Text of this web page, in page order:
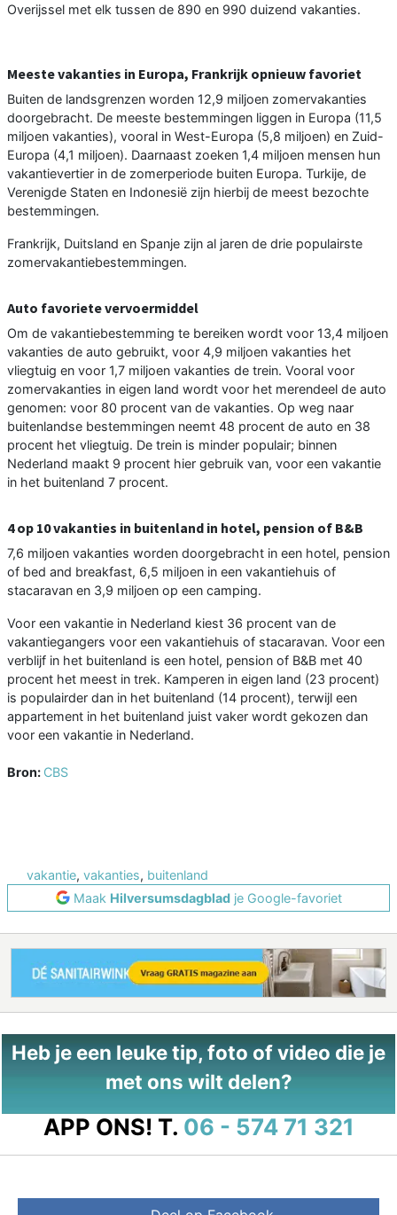
Overijssel met elk tussen de 890 en 990 duizend vakanties.
Meeste vakanties in Europa, Frankrijk opnieuw favoriet
Buiten de landsgrenzen worden 12,9 miljoen zomervakanties
doorgebracht. De meeste bestemmingen liggen in Europa (11,5
miljoen vakanties), vooral in West-Europa (5,8 miljoen) en Zuid-
Europa (4,1 miljoen). Daarnaast zoeken 1,4 miljoen mensen hun
vakantievertier in de zomerperiode buiten Europa. Turkije, de
Verenigde Staten en Indonesië zijn hierbij de meest bezochte
bestemmingen.
Frankrijk, Duitsland en Spanje zijn al jaren de drie populairste
zomervakantiebestemmingen.
Auto favoriete vervoermiddel
Om de vakantiebestemming te bereiken wordt voor 13,4 miljoen
vakanties de auto gebruikt, voor 4,9 miljoen vakanties het
vliegtuig en voor 1,7 miljoen vakanties de trein. Vooral voor
zomervakanties in eigen land wordt voor het merendeel de auto
genomen: voor 80 procent van de vakanties. Op weg naar
buitenlandse bestemmingen neemt 48 procent de auto en 38
procent het vliegtuig. De trein is minder populair; binnen
Nederland maakt 9 procent hier gebruik van, voor een vakantie
in het buitenland 7 procent.
4 op 10 vakanties in buitenland in hotel, pension of B&B
7,6 miljoen vakanties worden doorgebracht in een hotel, pension
of bed and breakfast, 6,5 miljoen in een vakantiehuis of
stacaravan en 3,9 miljoen op een camping.
Voor een vakantie in Nederland kiest 36 procent van de
vakantiegangers voor een vakantiehuis of stacaravan. Voor een
verblijf in het buitenland is een hotel, pension of B&B met 40
procent het meest in trek. Kamperen in eigen land (23 procent)
is populairder dan in het buitenland (14 procent), terwijl een
appartement in het buitenland juist vaker wordt gekozen dan
voor een vakantie in Nederland.
Bron: CBS
vakantie, vakanties, buitenland
Maak Hilversumsdagbladje Google-favoriet
Heb je een leuke tip, foto of video die je
met ons wilt delen?
APP ONS! T. 06 - 574 71 321